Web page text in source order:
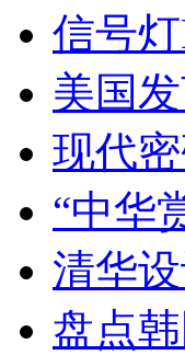
信号
美国
现代
“中华
清华
盘点